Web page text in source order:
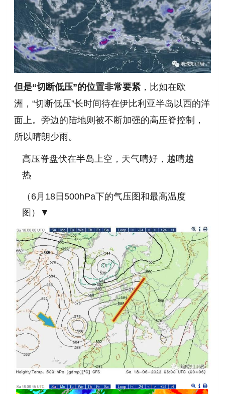
但是“切断低压”的位置非常要紧 ，比如在欧
洲，“切断低压”长时间待在伊比利亚半岛以西的洋
面上。旁边的陆地则被不断加强的高压脊控制，
所以晴朗少雨。
高压脊盘伏在半岛上空，天气晴好，越晴越
热
（6月18日500hPa下的气压图和最高温度
图）▼